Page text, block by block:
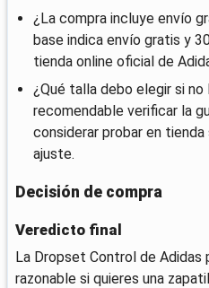
¿La compra incluye envío
base indica envío gratis y
tienda online oficial de
¿Qué talla debo elegir si no
recomendable verificar la
considerar probar en
ajuste.
Decisión de compra
Veredicto final
La Dropset Control de Adidas
razonable si quieres una